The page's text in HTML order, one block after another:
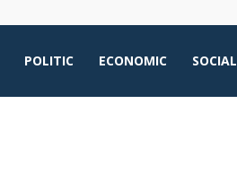
POLITIC ECONOMIC SOCIAL